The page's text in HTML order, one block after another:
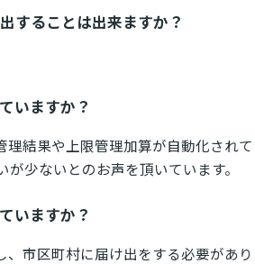
することは出来ますか？
いますか？
理結果や上限管理加算が自動化されて
少ないとのお声を頂いています。
いますか？
、市区町村に届け出をする必要があり